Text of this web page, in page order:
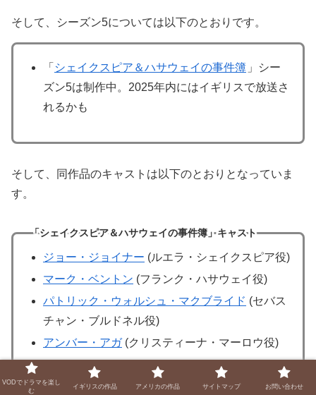
そして、シーズン5については以下のとおりです。
「 シェイクスピア＆ハサウェイの事件簿 」シー
ズン5は制作中。2025年内にはイギリスで放送さ
れるかも
そして、同作品のキャストは以下のとおりとなっていま
す。
「シェイクスピア＆ハサウェイの事件簿」キャスト
ジョー・ジョイナー (ルエラ・シェイクスピア役)
マーク・ベントン (フランク・ハサウェイ役)
パトリック・ウォルシュ・マクブライド (セバス
チャン・ブルドネル役)
アンバー・アガ(クリスティーナ・マーロウ役)
トモス・イームズ
(ジョセフ・キーラー役)
ロバータ・テイラー(グロリア・フォンテーン役)
VODでドラマを楽し
む
イギリスの作品 アメリカの作品 サイトマップ お問い合わせ